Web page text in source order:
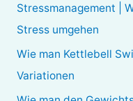
Stressmanagement |
Stress umgehen
Wie man Kettlebell
Variationen